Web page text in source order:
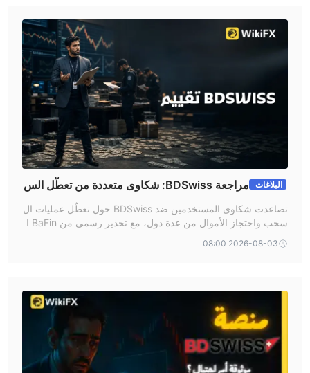
رأس المال القليل لا يقلل فقط من الخسائر، بل يقلل أيضًا من الربحية.
لذلك، قد تجد أنه "غير مثير" أو غير مربح. بالإضافة إلى ذلك، يميل
الحسابات ذات الودائع الأولية الأصغر إلى أن تكون لديها ظروف تداول
الرافعة المالية
1:2000
لجميع أنواع الحسابات،
وهو عرض سخي ومثالي للمتداولين المحترفين والمضاربين. ومع ذلك،
نظرًا لأن الرافعة المالية يمكن أن تكبّر أرباحك، يمكن أن تؤدي أيضًا إلى
خسارة رأس المال، خاصة بالنسبة للمتداولين غير المتمرسين. لذلك، يجب
منصات التداول
بالنسبة لمنصة التداول، يوفر BDSWISS لعملائه العديد من الخيارات.
Mobile و WebTrader
إذا كنت لا ترغب في قضاء وقت في التعرف على منصة جديدة، يمكنك
اختيار MT5. ولكن منصة BDSWISS الخاصة توفر توافقًا أفضل مع
الأعمال، حيث إنها منصات مطورة ومخصصة بشكل خاص. الاختيار لك.
البلاغات
مراجعة BDSwiss: شكاوى متعددة من تعطّل الس
حب وتحذير رسمي من BaFin الألمانية
تصاعدت شكاوى المستخدمين ضد BDSwiss حول تعطّل عمليات ال
سحب واحتجاز الأموال من عدة دول، مع تحذير رسمي من BaFin ا
2026-08-03 08:00